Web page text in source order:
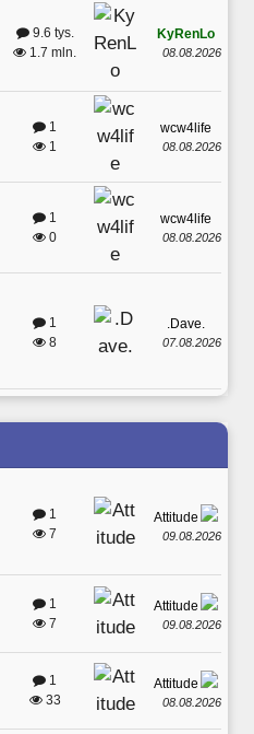
9.6 tys.
1.7 mln.
KyRenLo
08.08.2026
1
1
wcw4life
08.08.2026
1
0
wcw4life
08.08.2026
1
8
.Dave.
07.08.2026
1
7
Attitude
09.08.2026
1
7
Attitude
09.08.2026
1
33
Attitude
08.08.2026